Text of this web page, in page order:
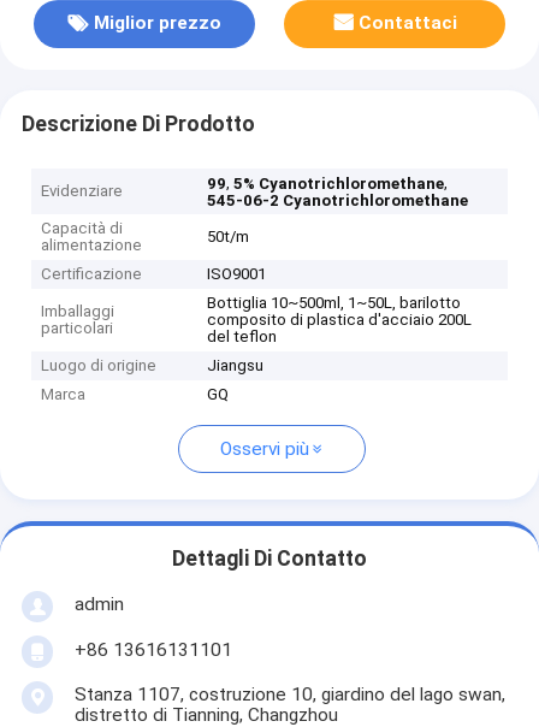
Miglior prezzo Contattaci
Descrizione Di Prodotto
Evidenziare 99,5% Cyanotrichloromethane,
545-06-2 Cyanotrichloromethane
Capacità di
alimentazione
50t/m
Certificazione ISO9001
Imballaggi
particolari
Bottiglia 10~500ml, 1~50L, barilotto
composito di plastica d'acciaio 200L
del teflon
Luogo di origine
Jiangsu
Marca
GQ
Osservi più
Dettagli Di Contatto
admin
+86 13616131101
Stanza 1107, costruzione 10, giardino del lago swan,
distretto di Tianning, Changzhou